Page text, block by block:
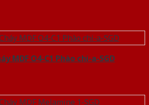
MDF O4-C1 Phào chi-a-SGD